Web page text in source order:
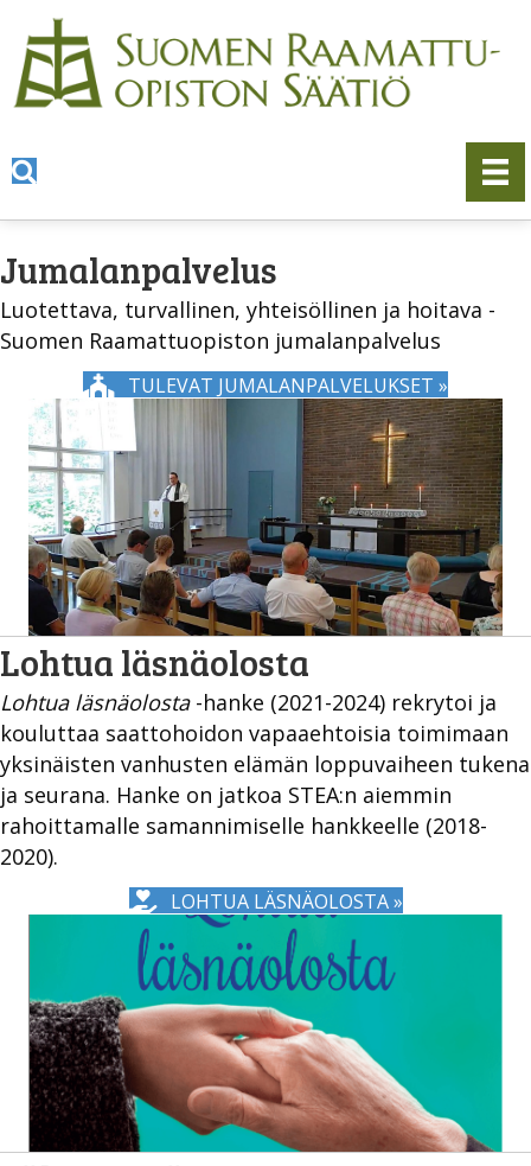
Jumalanpalvelus
Luotettava, turvallinen, yhteisöllinen ja hoitava -
Suomen Raamattuopiston jumalanpalvelus
TULEVAT JUMALANPALVELUKSET »
Lohtua läsnäolosta
Lohtua läsnäolosta-hanke (2021-2024) rekrytoi ja
kouluttaa saattohoidon vapaaehtoisia toimimaan
yksinäisten vanhusten elämän loppuvaiheen tukena
ja seurana. Hanke on jatkoa STEA:n aiemmin
rahoittamalle samannimiselle hankkeelle (2018-
2020).
LOHTUA LÄSNÄOLOSTA »